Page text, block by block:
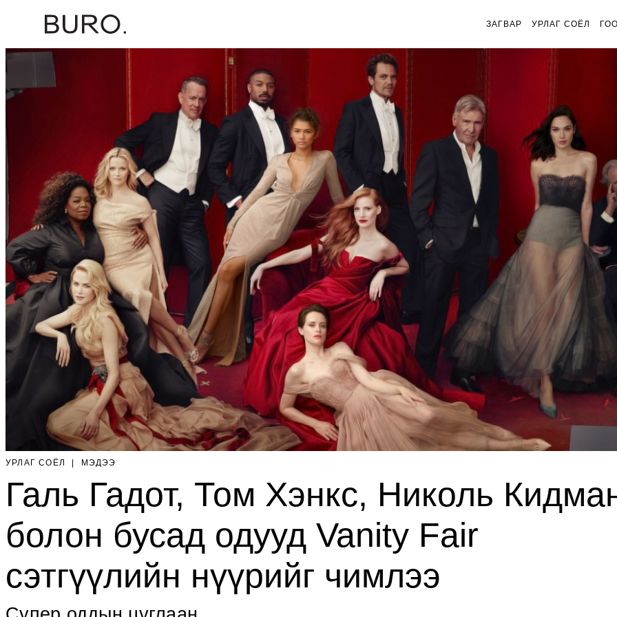
ЗАГВАР УРЛАГ СОЁЛ
УРЛАГ СОЁЛ МЭДЭЭ
Галь Гадот, Том Хэнкс, Николь
болон бусад одууд Vanity Fair
сэтгүүлийн нүүрийг чимлээ